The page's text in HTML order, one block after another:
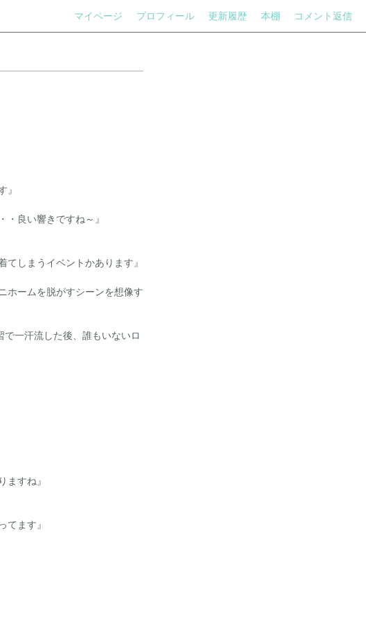
マイページ プロフィール 更新履歴 本棚 コメント返信
』
良い響きですね～』
しまうイベントかあります』
ホームを脱がすシーンを想像す
一汗流した後、誰もいないロ
ますね』
てます』